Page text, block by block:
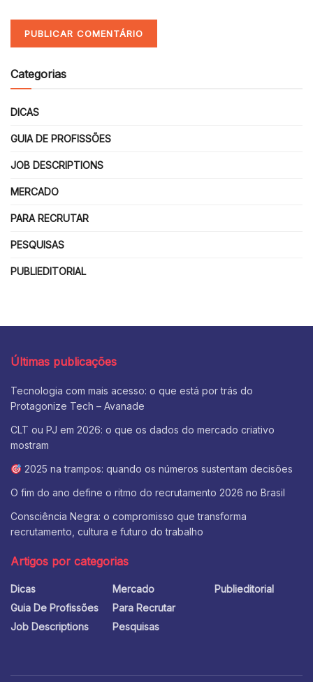
Categorias
DICAS
GUIA DE PROFISSÕES
JOB DESCRIPTIONS
MERCADO
PARA RECRUTAR
PESQUISAS
PUBLIEDITORIAL
Últimas publicações
Tecnologia com mais acesso: o que está por trás do
Protagonize Tech – Avanade
CLT ou PJ em 2026: o que os dados do mercado criativo
mostram
2025 na trampos: quando os números sustentam decisões
O fim do ano define o ritmo do recrutamento 2026 no Brasil
Consciência Negra: o compromisso que transforma
recrutamento, cultura e futuro do trabalho
Artigos por categorias
Dicas
Guia De Profissões
Job Descriptions
Mercado
Para Recrutar
Pesquisas
Publieditorial